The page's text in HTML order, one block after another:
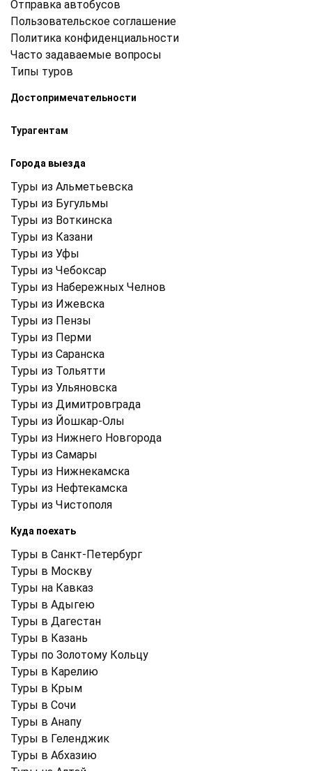
Отправка автобусов
Пользовательское соглашение
Политика конфиденциальности
Часто задаваемые вопросы
Типы туров
Достопримечательности
Турагентам
Города выезда
Туры из Альметьевска
Туры из Бугульмы
Туры из Воткинска
Туры из Казани
Туры из Уфы
Туры из Чебоксар
Туры из Набережных Челнов
Туры из Ижевска
Туры из Пензы
Туры из Перми
Туры из Саранска
Туры из Тольятти
Туры из Ульяновска
Туры из Димитровграда
Туры из Йошкар-Олы
Туры из Нижнего Новгорода
Туры из Самары
Туры из Нижнекамска
Туры из Нефтекамска
Туры из Чистополя
Куда поехать
Туры в Санкт-Петербург
Туры в Москву
Туры на Кавказ
Туры в Адыгею
Туры в Дагестан
Туры в Казань
Туры по Золотому Кольцу
Туры в Карелию
Туры в Крым
Туры в Cочи
Туры в Анапу
Туры в Геленджик
Туры в Абхазию